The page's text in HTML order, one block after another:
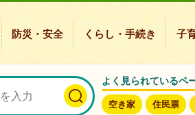
防災・安全 くらし・手続き 子
よく見られているペ
空き家 住民票